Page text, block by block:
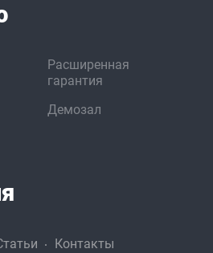
Расширенная
гарантия
Демозал
Контакты